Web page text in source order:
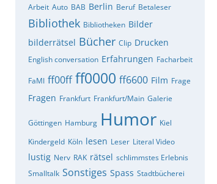
Arbeit Auto BAB Berlin Beruf Betaleser
Bibliothek Bibliotheken Bilder
bilderrätsel Bücher Clip Drucken
English conversation Erfahrungen Facharbeit
FaMI ff00ff ff0000 ff6600 Film Frage
Fragen Frankfurt Frankfurt/Main Galerie
Göttingen Hamburg Humor Kiel
Kindergeld Köln lesen Leser Literal Video
lustig Nerv RAK rätsel schlimmstes Erlebnis
Smalltalk Sonstiges Spass Stadtbücherei